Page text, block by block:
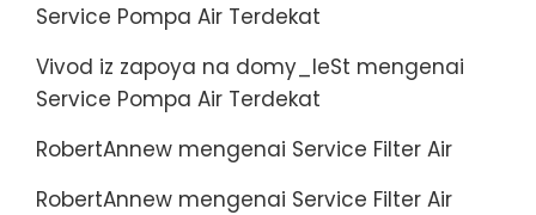
Service Pompa Air Terdekat
Vivod iz zapoya na domy_leSt mengenai
Service Pompa Air Terdekat
RobertAnnew mengenai Service Filter Air
RobertAnnew mengenai Service Filter Air